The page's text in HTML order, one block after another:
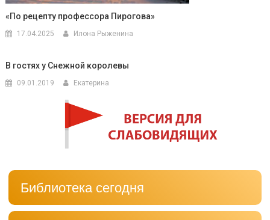
«По рецепту профессора Пирогова»
17.04.2025 Илона Рыженина
В гостях у Снежной королевы
09.01.2019 Екатерина
Библиотека сегодня